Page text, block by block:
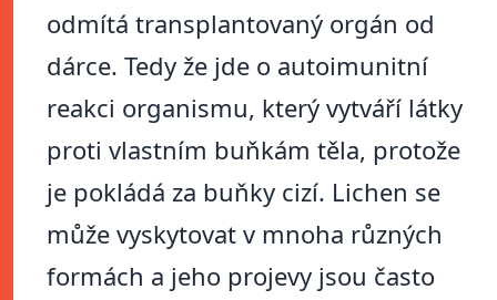
odmítá transplantovaný orgán od
dárce. Tedy že jde o autoimunitní
reakci organismu, který vytváří látky
proti vlastním buňkám těla, protože
je pokládá za buňky cizí. Lichen se
může vyskytovat v mnoha různých
formách a jeho projevy jsou často